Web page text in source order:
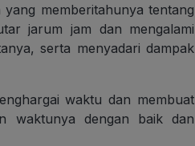
memberitahunya tentang
jarum jam dan mengalami
serta menyadari dampak
waktu dan membuat
waktunya dengan baik dan